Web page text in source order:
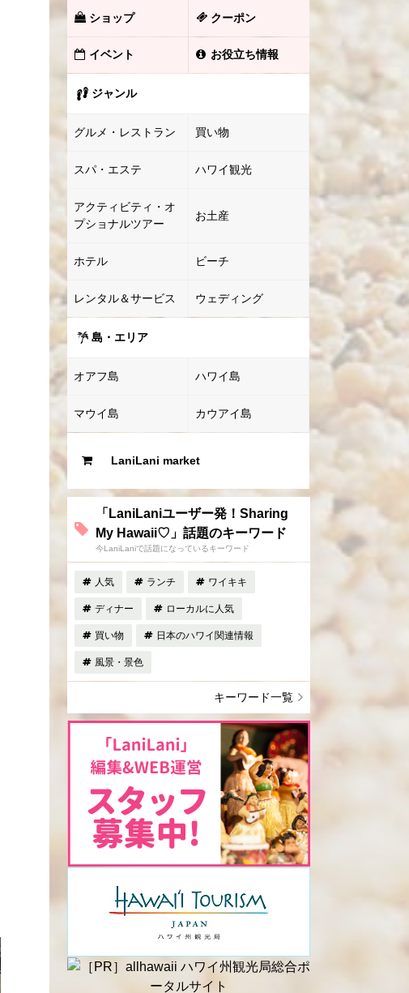
ショップ クーポン
イベント お役立ち情報
ジャンル
グルメ・レストラン 買い物
スパ・エステ ハワイ観光
アクティビティ・オ
プショナルツアー
お土産
ホテル ビーチ
レンタル＆サービス ウェディング
島・エリア
オアフ島 ハワイ島
マウイ島 カウアイ島
LaniLani market
「LaniLaniユーザー発！Sharing
My Hawaii♡」話題のキーワード
今LaniLaniで話題になっているキーワード
人気 ランチ ワイキキ
ディナー ローカルに人気
買い物 日本のハワイ関連情報
風景・景色
キーワード一覧